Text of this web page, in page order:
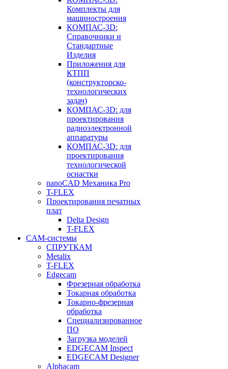
Комплекты для
машиностроения
КОМПАС-3D:
Справочники и
Стандартные
Изделия
Приложения для
КТПП
(конструкторско-
технологических
задач)
КОМПАС-3D: для
проектирования
радиоэлектронной
аппаратуры
КОМПАС-3D: для
проектирования
технологической
оснастки
nanoCAD Механика Pro
T-FLEX
Проектирования печатных
плат
Delta Design
T-FLEX
CAM-системы
СПРУТКAM
Metalix
T-FLEX
Edgecam
Фрезерная обработка
Токарная обработка
Токарно-фрезерная
обработка
Специализированное
ПО
Загрузка моделей
EDGECAM Inspect
EDGECAM Designer
Alphacam